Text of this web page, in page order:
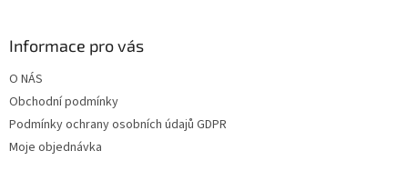
Informace pro vás
O NÁS
Obchodní podmínky
Podmínky ochrany osobních údajů GDPR
Moje objednávka